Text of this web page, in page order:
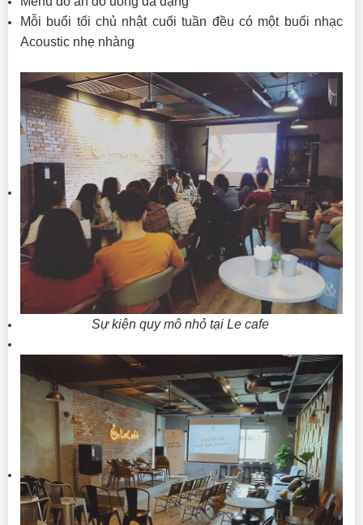
Mỗi buổi tối chủ nhật cuối tuần đều có một buổi nhạc
Acoustic nhẹ nhàng
Sự kiện quy mô nhỏ tại Le cafe